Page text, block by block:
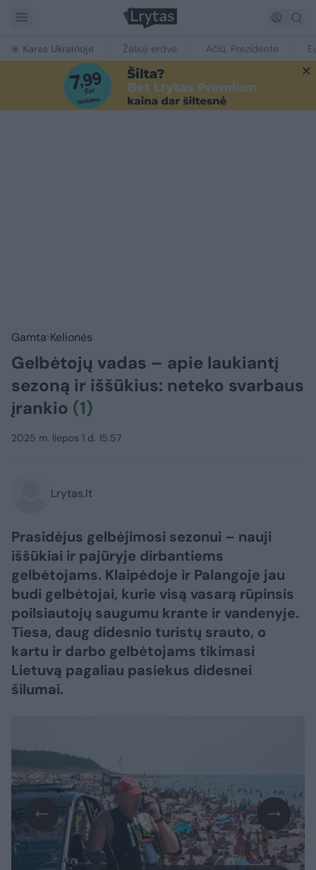
Karas Ukrainoje Žalioji erdvė Ačiū, Prezidente
Gamta Kelionės
Gelbėtojų vadas – apie laukiantį
sezoną ir iššūkius: neteko svarbaus
įrankio (1)
2025 m. liepos 1 d. 15:57
Lrytas.lt
Prasidėjus gelbėjimosi sezonui – nauji
iššūkiai ir pajūryje dirbantiems
gelbėtojams. Klaipėdoje ir Palangoje jau
budi gelbėtojai, kurie visą vasarą rūpinsis
poilsiautojų saugumu krante ir vandenyje.
Tiesa, daug didesnio turistų srauto, o
kartu ir darbo gelbėtojams tikimasi
Lietuvą pagaliau pasiekus didesnei
šilumai.